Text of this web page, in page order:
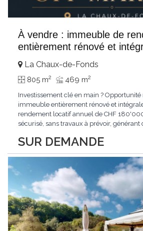
À vendre : immeuble de
entièrement rénové et
SUR DEMANDE
La Chaux-de-Fonds
805 m2 469 m2
Investissement clé en main ?
immeuble entièrement rénové et
rendement locatif annuel de CHF
sécurisé, sans travaux à prévoir, générant
d'informations ou recevoir le dossier.